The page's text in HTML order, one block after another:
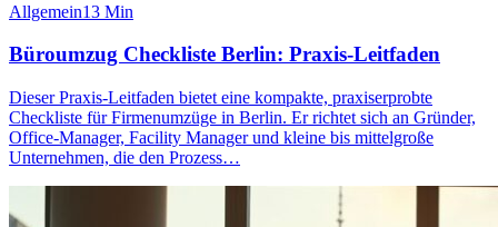
Allgemein13 Min
Büroumzug Checkliste Berlin: Praxis-Leitfaden
Dieser Praxis‑Leitfaden bietet eine kompakte, praxiserprobte
Checkliste für Firmenumzüge in Berlin. Er richtet sich an Gründer,
Office‑Manager, Facility Manager und kleine bis mittelgroße
Unternehmen, die den Prozess…